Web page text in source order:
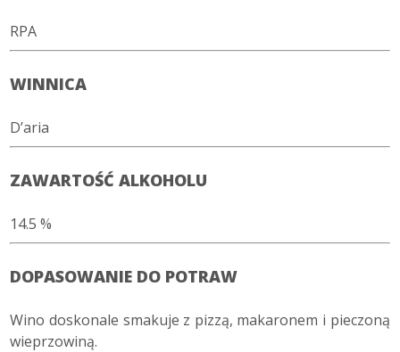
RPA
WINNICA
D’aria
ZAWARTOŚĆ ALKOHOLU
14.5 %
DOPASOWANIE DO POTRAW
Wino doskonale smakuje z pizzą, makaronem i pieczoną
wieprzowiną.